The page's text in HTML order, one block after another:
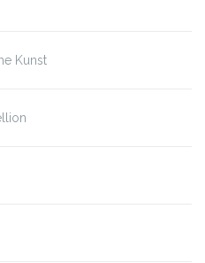
Kunst